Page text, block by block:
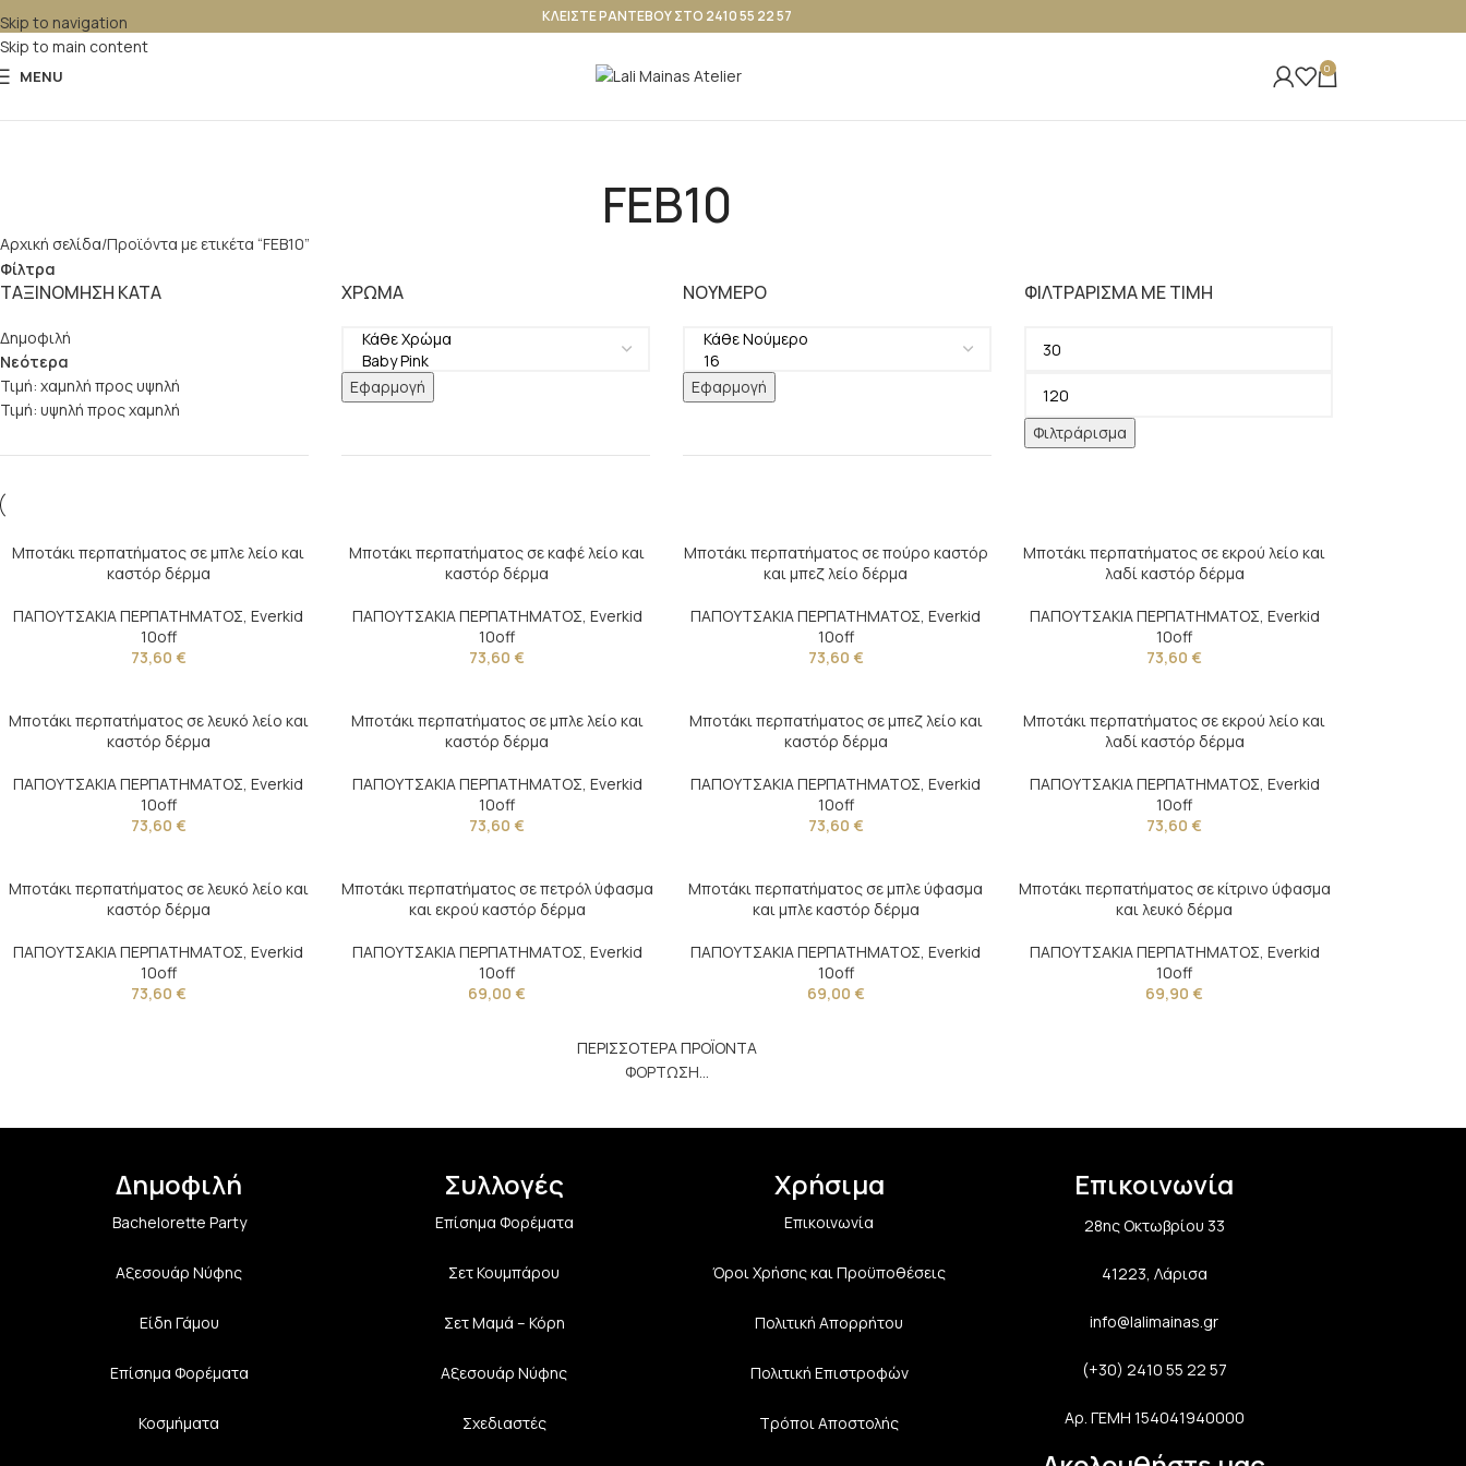
Skip to navigation
Skip to main content
ΚΛΕΙΣΤΕ ΡΑΝΤΕΒΟΥ ΣΤΟ 2410 55 22 57
MENU 0
FEB10
Αρχική σελίδα Προϊόντα με ετικέτα “FEB10”
Φίλτρα
ΤΑΞΙΝΟΜΗΣΗ ΚΑΤΑ
Δημοφιλή
Νεότερα
Τιμή: χαμηλή προς υψηλή
Τιμή: υψηλή προς χαμηλή
ΧΡΏΜΑ
Εφαρμογή
ΝΟΎΜΕΡΟ
Εφαρμογή
ΦΙΛΤΡΆΡΙΣΜΑ ΜΕ ΤΙΜΉ
Φιλτράρισμα
Μποτάκι περπατήματος σε μπλε λείο και
καστόρ δέρμα
ΠΑΠΟΥΤΣΑΚΙΑ ΠΕΡΠΑΤΗΜΑΤΟΣ,Everkid
10off
73,60 €
Μποτάκι περπατήματος σε καφέ λείο και
καστόρ δέρμα
ΠΑΠΟΥΤΣΑΚΙΑ ΠΕΡΠΑΤΗΜΑΤΟΣ, Everkid
10off
73,60 €
Μποτάκι περπατήματος σε πούρο καστόρ
και μπεζ λείο δέρμα
ΠΑΠΟΥΤΣΑΚΙΑ ΠΕΡΠΑΤΗΜΑΤΟΣ,Everkid
10off
73,60 €
Μποτάκι περπατήματος σε εκρού λείο και
λαδί καστόρ δέρμα
ΠΑΠΟΥΤΣΑΚΙΑ ΠΕΡΠΑΤΗΜΑΤΟΣ, Everkid
10off
73,60 €
Μποτάκι περπατήματος σε λευκό λείο και
καστόρ δέρμα
ΠΑΠΟΥΤΣΑΚΙΑ ΠΕΡΠΑΤΗΜΑΤΟΣ,Everkid
10off
73,60 €
Μποτάκι περπατήματος σε μπλε λείο και
καστόρ δέρμα
ΠΑΠΟΥΤΣΑΚΙΑ ΠΕΡΠΑΤΗΜΑΤΟΣ, Everkid
10off
73,60 €
Μποτάκι περπατήματος σε μπεζ λείο και
καστόρ δέρμα
ΠΑΠΟΥΤΣΑΚΙΑ ΠΕΡΠΑΤΗΜΑΤΟΣ,Everkid
10off
73,60 €
Μποτάκι περπατήματος σε εκρού λείο και
λαδί καστόρ δέρμα
ΠΑΠΟΥΤΣΑΚΙΑ ΠΕΡΠΑΤΗΜΑΤΟΣ, Everkid
10off
73,60 €
Μποτάκι περπατήματος σε λευκό λείο και
καστόρ δέρμα
ΠΑΠΟΥΤΣΑΚΙΑ ΠΕΡΠΑΤΗΜΑΤΟΣ,Everkid
10off
73,60 €
Μποτάκι περπατήματος σε πετρόλ ύφασμα
και εκρού καστόρ δέρμα
ΠΑΠΟΥΤΣΑΚΙΑ ΠΕΡΠΑΤΗΜΑΤΟΣ, Everkid
10off
69,00 €
Μποτάκι περπατήματος σε μπλε ύφασμα
και μπλε καστόρ δέρμα
ΠΑΠΟΥΤΣΑΚΙΑ ΠΕΡΠΑΤΗΜΑΤΟΣ,Everkid
10off
69,00 €
Μποτάκι περπατήματος σε κίτρινο ύφασμα
και λευκό δέρμα
ΠΑΠΟΥΤΣΑΚΙΑ ΠΕΡΠΑΤΗΜΑΤΟΣ, Everkid
10off
69,90 €
ΠΕΡΙΣΣΟΤΕΡΑ ΠΡΟΪΟΝΤΑ
ΦΟΡΤΩΣΗ...
Δημοφιλή
Bachelorette Party
Αξεσουάρ Νύφης
Είδη Γάμου
Επίσημα Φορέματα
Κοσμήματα
Συλλογές
Επίσημα Φορέματα
Σετ Κουμπάρου
Σετ Μαμά – Κόρη
Αξεσουάρ Νύφης
Σχεδιαστές
Χρήσιμα
Επικοινωνία
Όροι Χρήσης και Προϋποθέσεις
Πολιτική Aπορρήτου
Πολιτική Επιστροφών
Τρόποι Αποστολής
Επικοινωνία
28ης Οκτωβρίου 33
41223, Λάρισα
info@lalimainas.gr
(+30) 2410 55 22 57
Αρ. ΓΕΜΗ 154041940000